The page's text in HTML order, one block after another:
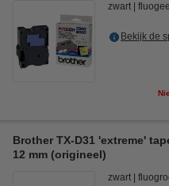
zwart fluogeel
Bekijk de
Brother TX-D31 'extreme'
12 mm (origineel)
zwart